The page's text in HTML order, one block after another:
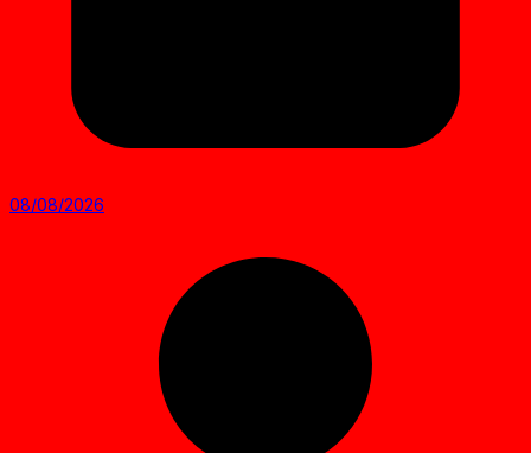
08/08/2026